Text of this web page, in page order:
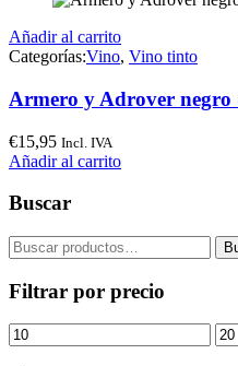
Añadir al carrito
Categorías:Vino, Vino tinto
Armero y Adrover negro
€15,95 Incl. IVA
Añadir al carrito
Buscar
Buscar
por:
Filtrar por precio
Precio
mínimo